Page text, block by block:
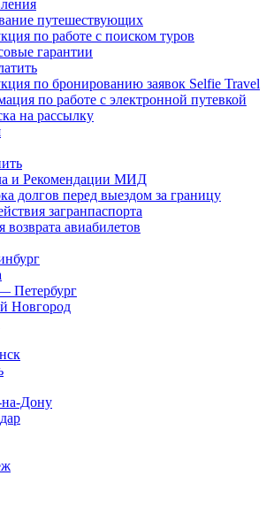
путешествующих
по работе с поиском туров
гарантии
по бронированию заявок Selfie Travel
по работе с электронной путевкой
на рассылку
и Рекомендации МИД
долгов перед выездом за границу
загранпаспорта
возврата авиабилетов
Петербург
Новгород
на-Дону